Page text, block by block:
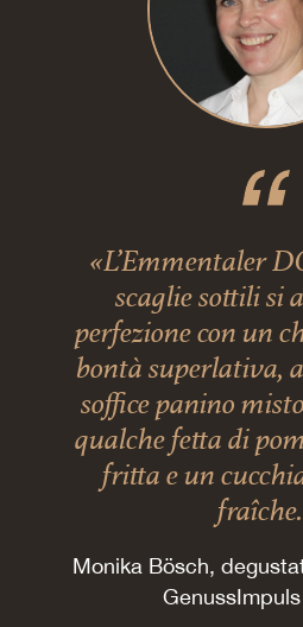
«L’Emmentaler
scaglie sottili si
perfezione con un
bontà superlativa,
soffice panino
qualche fetta di
fritta e un
Monika Bösch,